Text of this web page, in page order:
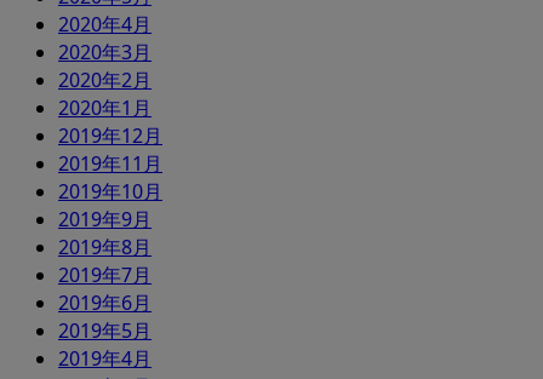
2020年4月
2020年3月
2020年2月
2020年1月
2019年12月
2019年11月
2019年10月
2019年9月
2019年8月
2019年7月
2019年6月
2019年5月
2019年4月